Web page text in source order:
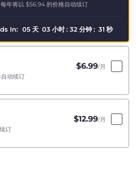
每年将以 $56.94 的价格自动续订
In: 05 天 03 小时: 32 分钟: 31 秒
$6.99/月
动续订
$12.99/月
订